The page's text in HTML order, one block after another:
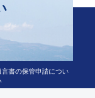
言書の保管申請につい